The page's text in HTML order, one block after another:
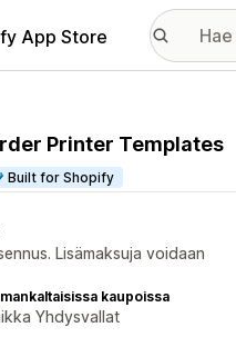
App Store
Printer Templates
Built for Shopify
Lisämaksuja voidaan
kaupoissa
Yhdysvallat